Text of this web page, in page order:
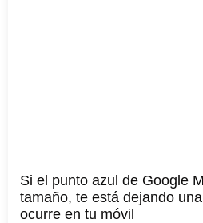
Si el punto azul de Google
tamaño, te está dejando
ocurre en tu móvil